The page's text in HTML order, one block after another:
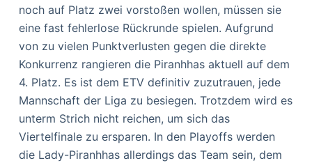
noch auf Platz zwei vorstoßen wollen, müssen sie
eine fast fehlerlose Rückrunde spielen. Aufgrund
von zu vielen Punktverlusten gegen die direkte
Konkurrenz rangieren die Piranhhas aktuell auf dem
4. Platz. Es ist dem ETV definitiv zuzutrauen, jede
Mannschaft der Liga zu besiegen. Trotzdem wird es
unterm Strich nicht reichen, um sich das
Viertelfinale zu ersparen. In den Playoffs werden
die Lady-Piranhhas allerdings das Team sein, dem